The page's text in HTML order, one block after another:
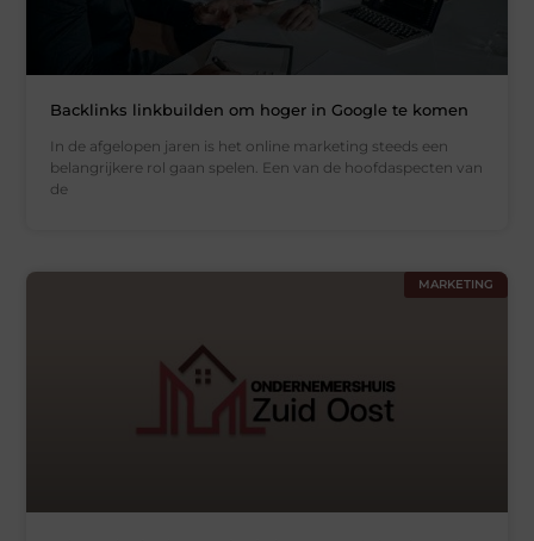
Backlinks linkbuilden om hoger in Google te komen
In de afgelopen jaren is het online marketing steeds een
belangrijkere rol gaan spelen. Een van de hoofdaspecten van
de
MARKETING